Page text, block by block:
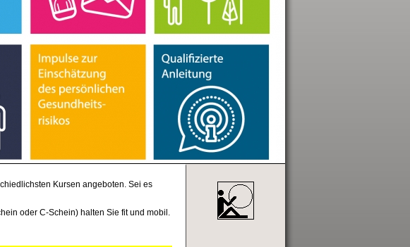
Kursen angeboten. Sei es
oder C-Schein) halten Sie fit und mobil.